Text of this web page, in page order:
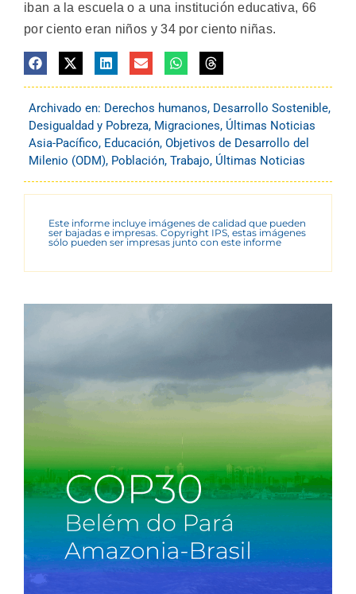
iban a la escuela o a una institución educativa, 66
por ciento eran niños y 34 por ciento niñas.
Archivado en: Derechos humanos, Desarrollo Sostenible,
Desigualdad y Pobreza, Migraciones, Últimas Noticias
Asia-Pacífico, Educación, Objetivos de Desarrollo del
Milenio (ODM), Población, Trabajo, Últimas Noticias
Este informe incluye imágenes de calidad que pueden
ser bajadas e impresas. Copyright IPS, estas imágenes
sólo pueden ser impresas junto con este informe